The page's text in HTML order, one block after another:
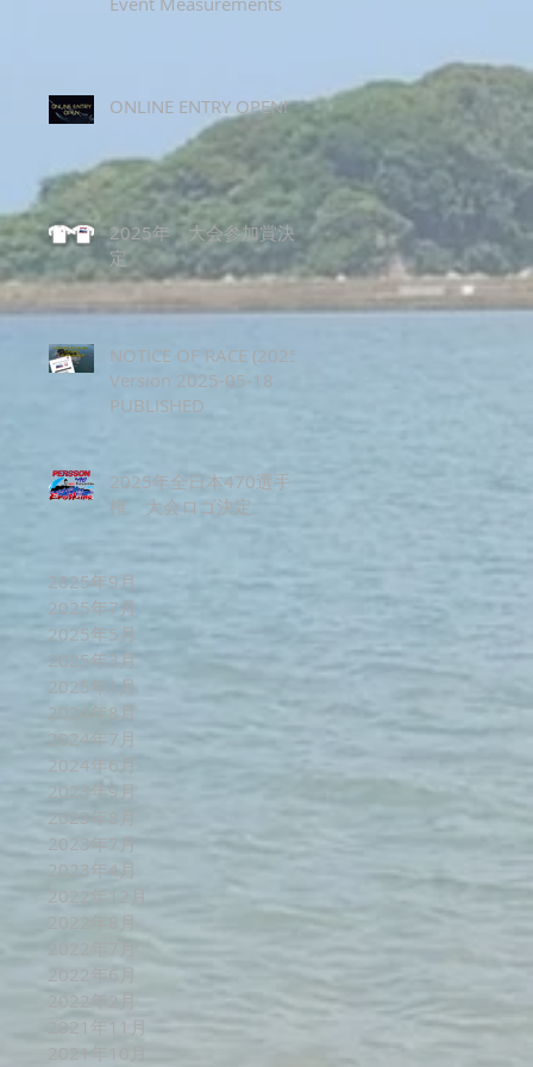
ONLINE ENTRY OPEN!
2025年 大会参加賞決
定
NOTICE OF RACE (2025)
Version 2025-05-18
PUBLISHED
2025年全日本470選手
権 大会ロゴ決定
2025年9月
2025年7月
2025年5月
2025年3月
2025年1月
2024年8月
2024年7月
2024年6月
2023年9月
2023年8月
2023年7月
2023年4月
2022年12月
2022年8月
2022年6月
2022年2月
2021年11月